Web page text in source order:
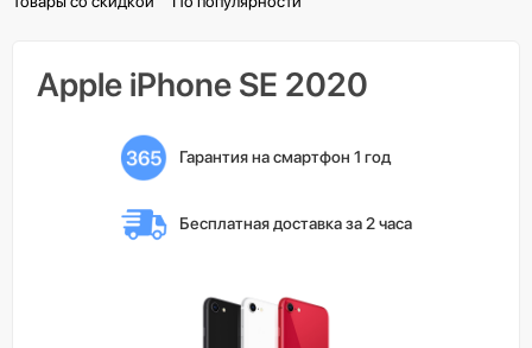
Apple iPhone SE 2020
Гарантия на смартфон 1 год
Бесплатная доставка за 2 часа